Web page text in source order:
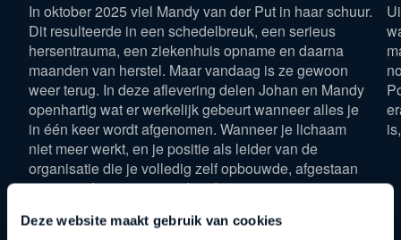
Deze website maakt gebruik van cookies
In oktober 2025 viel Mandy van der Put in haar schuur.
Dit resulteerde in een schedelbreuk, een serieus
hersentrauma, een ziekenhuis opname en daarna
maanden van herstel. Maar vandaag is ze gewoon
weer terug. In deze aflevering delen Johan en Mandy
openhartig wat er werkelijk gebeurt wanneer alles je
in één keer wordt afgenomen. Wanneer je lichaam
niet meer werkt, en je positie als leider van de
organisatie die je volledig zelf opbouwde, afgestaan
moet worden aan iemand anders.